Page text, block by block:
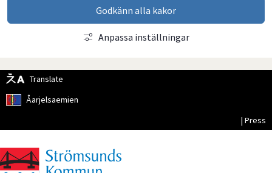
Godkänn alla kakor
Anpassa inställningar
Translate
Åarjelsaemien
| Press